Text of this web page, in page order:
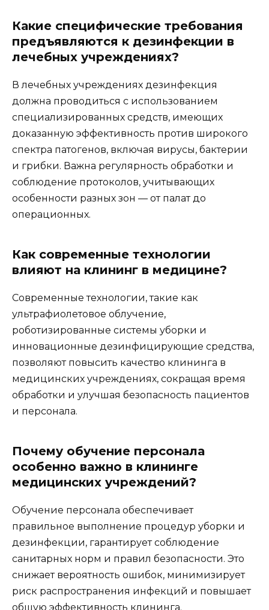
Какие специфические требования
предъявляются к дезинфекции в
лечебных учреждениях?
В лечебных учреждениях дезинфекция
должна проводиться с использованием
специализированных средств, имеющих
доказанную эффективность против широкого
спектра патогенов, включая вирусы, бактерии
и грибки. Важна регулярность обработки и
соблюдение протоколов, учитывающих
особенности разных зон — от палат до
операционных.
Как современные технологии
влияют на клининг в медицине?
Современные технологии, такие как
ультрафиолетовое облучение,
роботизированные системы уборки и
инновационные дезинфицирующие средства,
позволяют повысить качество клининга в
медицинских учреждениях, сокращая время
обработки и улучшая безопасность пациентов
и персонала.
Почему обучение персонала
особенно важно в клининге
медицинских учреждений?
Обучение персонала обеспечивает
правильное выполнение процедур уборки и
дезинфекции, гарантирует соблюдение
санитарных норм и правил безопасности. Это
снижает вероятность ошибок, минимизирует
риск распространения инфекций и повышает
общую эффективность клининга.